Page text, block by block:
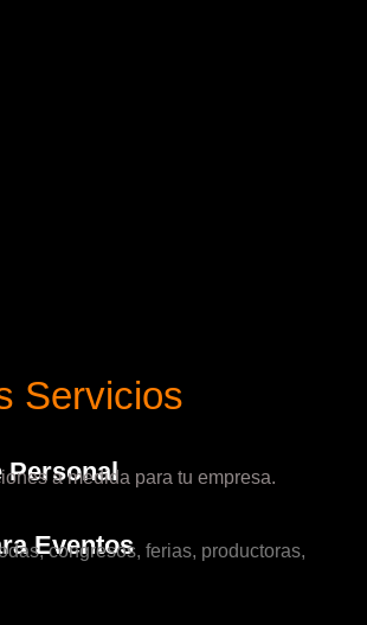
Servicios
Personal
a medida para tu empresa.
Eventos
congresos, ferias, productoras,